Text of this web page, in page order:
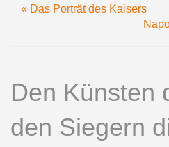
« Das Porträt des Kaisers
Den Künsten
den Siegern